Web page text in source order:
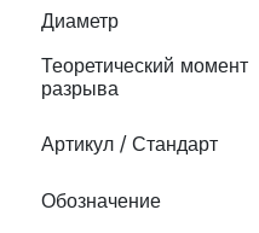
Диаметр
Теоретический момент
разрыва
Артикул / Стандарт
Обозначение